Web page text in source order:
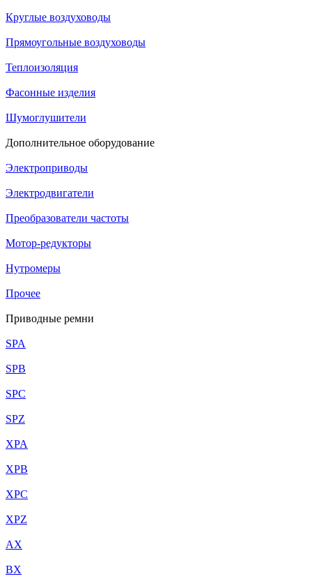
Круглые воздуховоды
Прямоугольные воздуховоды
Теплоизоляция
Фасонные изделия
Шумоглушители
Дополнительное оборудование
Электроприводы
Электродвигатели
Преобразователи частоты
Мотор-редукторы
Нутромеры
Прочее
Приводные ремни
SPA
SPB
SPC
SPZ
XPA
XPB
XPC
XPZ
AX
BX